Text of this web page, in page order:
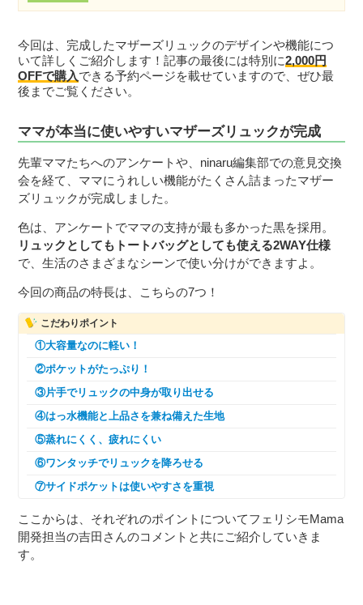
今回は、完成したマザーズリュックのデザインや機能につ
いて詳しくご紹介します！記事の最後には特別に2,000円
OFFで購入できる予約ページを載せていますので、ぜひ最
後までご覧ください。
ママが本当に使いやすいマザーズリュックが完成
先輩ママたちへのアンケートや、ninaru編集部での意見交換
会を経て、ママにうれしい機能がたくさん詰まったマザー
ズリュックが完成しました。
色は、アンケートでママの支持が最も多かった黒を採用。
リュックとしてもトートバッグとしても使える2WAY仕様
で、生活のさまざまなシーンで使い分けができますよ。
今回の商品の特長は、こちらの7つ！
こだわりポイント
①大容量なのに軽い！
②ポケットがたっぷり！
③片手でリュックの中身が取り出せる
④はっ水機能と上品さを兼ね備えた生地
⑤蒸れにくく、疲れにくい
⑥ワンタッチでリュックを降ろせる
⑦サイドポケットは使いやすさを重視
ここからは、それぞれのポイントについてフェリシモMama
開発担当の吉田さんのコメントと共にご紹介していきま
す。